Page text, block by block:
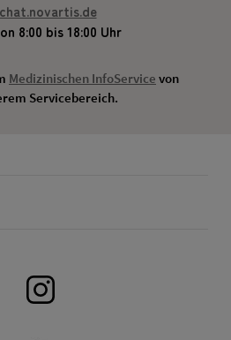
8:00 bis 18:00 Uhr
Medizinischen InfoService von
Servicebereich.